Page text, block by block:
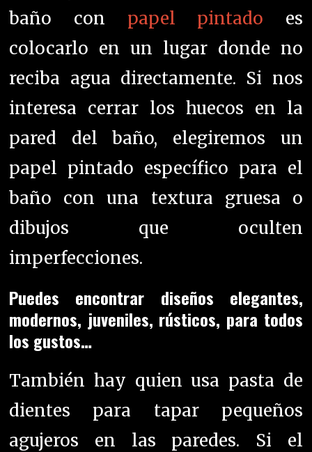
baño con papel pintado es
colocarlo en un lugar donde no
reciba agua directamente. Si nos
interesa cerrar los huecos en la
pared del baño, elegiremos un
papel pintado específico para el
baño con una textura gruesa o
dibujos que oculten
imperfecciones.
Puedes encontrar diseños elegantes,
modernos, juveniles, rústicos, para todos
los gustos…
También hay quien usa pasta de
dientes para tapar pequeños
agujeros en las paredes. Si el